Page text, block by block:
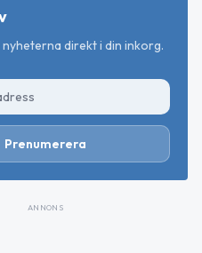
direkt i din inkorg.
Prenumerera
ANNONS